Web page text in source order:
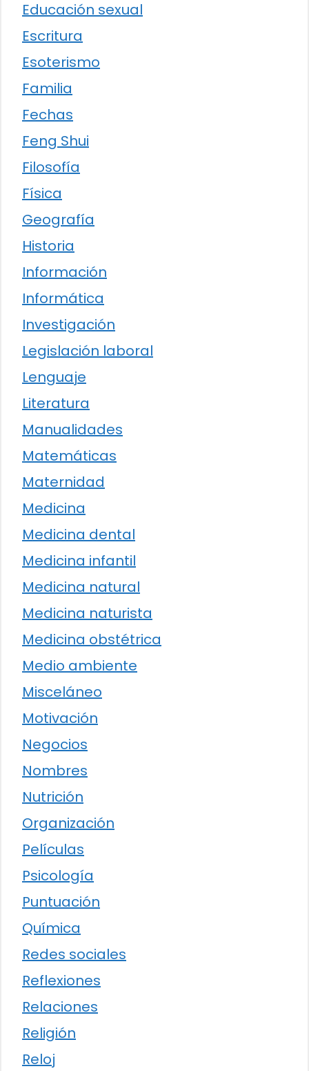
Educación sexual
Escritura
Esoterismo
Familia
Fechas
Feng Shui
Filosofía
Física
Geografía
Historia
Información
Informática
Investigación
Legislación laboral
Lenguaje
Literatura
Manualidades
Matemáticas
Maternidad
Medicina
Medicina dental
Medicina infantil
Medicina natural
Medicina naturista
Medicina obstétrica
Medio ambiente
Misceláneo
Motivación
Negocios
Nombres
Nutrición
Organización
Películas
Psicología
Puntuación
Química
Redes sociales
Reflexiones
Relaciones
Religión
Reloj